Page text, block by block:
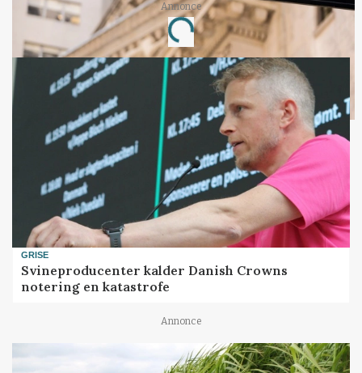
Annonce
Loading...
GRISE
Svineproducenter kalder Danish Crowns
notering en katastrofe
Annonce